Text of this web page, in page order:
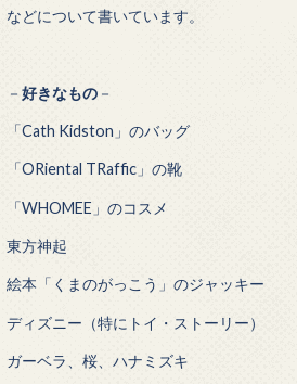
などについて書いています。
－ 好きなもの －
「Cath Kidston」のバッグ
「ORiental TRaffic」の靴
「WHOMEE」のコスメ
東方神起
絵本「くまのがっこう」のジャッキー
ディズニー（特にトイ・ストーリー）
ガーベラ、桜、ハナミズキ